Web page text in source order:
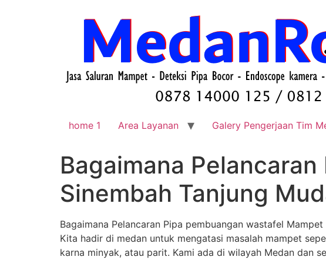
home 1 Area Layanan Galery Pengerjaan Tim
Bagaimana
Sinembah Tanjung
Bagaimana Pelancaran Pipa pembuangan wastafel
Kita hadir di medan untuk mengatasi masalah mampet
karna minyak, atau parit. Kami ada di wilayah Medan dan